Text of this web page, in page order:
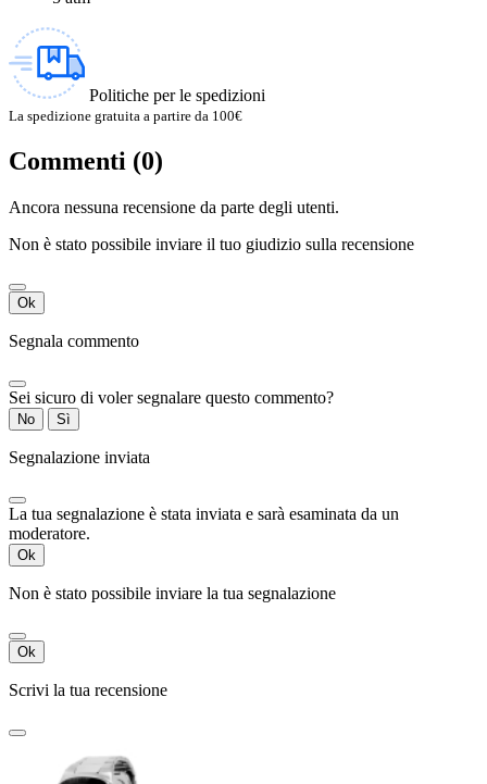
Politiche per le spedizioni
La spedizione gratuita a partire da 100€
Commenti (0)
Ancora nessuna recensione da parte degli utenti.
Non è stato possibile inviare il tuo giudizio sulla recensione
Ok
Segnala commento
Sei sicuro di voler segnalare questo commento?
No Sì
Segnalazione inviata
La tua segnalazione è stata inviata e sarà esaminata da un
moderatore.
Ok
Non è stato possibile inviare la tua segnalazione
Ok
Scrivi la tua recensione